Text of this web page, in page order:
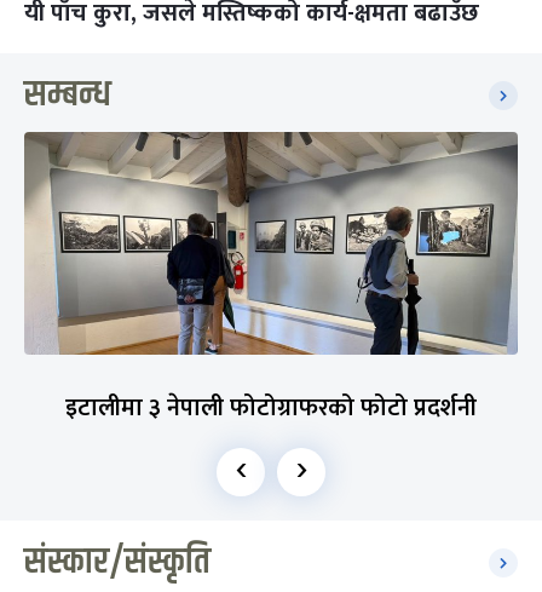
यी पाँच कुरा, जसले मस्तिष्कको कार्य-क्षमता बढाउँछ
सम्बन्ध
इटालीमा ३ नेपाली फोटोग्राफरको फोटो प्रदर्शनी
‹ ›
संस्कार/संस्कृति